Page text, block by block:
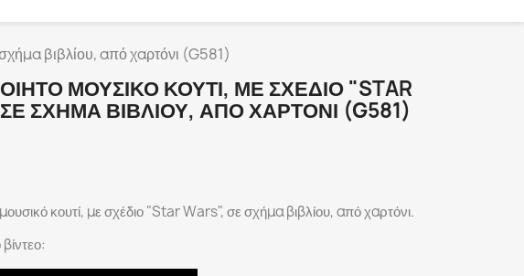
βιβλίου, από χαρτόνι (G581)
ΜΟΥΣΙΚΌ ΚΟΥΤΊ, ΜΕ ΣΧΈΔΙΟ "STAR
ΣΕ ΣΧΉΜΑ ΒΙΒΛΊΟΥ, ΑΠΌ ΧΑΡΤΌΝΙ (G581)
κουτί, με σχέδιο "Star Wars", σε σχήμα βιβλίου, από χαρτόνι.